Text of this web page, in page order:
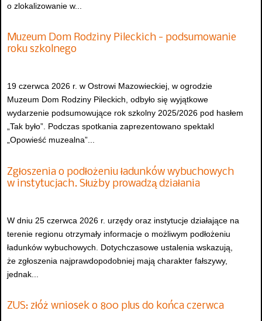
o zlokalizowanie w...
Muzeum Dom Rodziny Pileckich - podsumowanie
roku szkolnego
19 czerwca 2026 r. w Ostrowi Mazowieckiej, w ogrodzie
Muzeum Dom Rodziny Pileckich, odbyło się wyjątkowe
wydarzenie podsumowujące rok szkolny 2025/2026 pod hasłem
„Tak było”. Podczas spotkania zaprezentowano spektakl
„Opowieść muzealna”...
Zgłoszenia o podłożeniu ładunków wybuchowych
w instytucjach. Służby prowadzą działania
W dniu 25 czerwca 2026 r. urzędy oraz instytucje działające na
terenie regionu otrzymały informacje o możliwym podłożeniu
ładunków wybuchowych. Dotychczasowe ustalenia wskazują,
że zgłoszenia najprawdopodobniej mają charakter fałszywy,
jednak...
ZUS: złóż wniosek o 800 plus do końca czerwca